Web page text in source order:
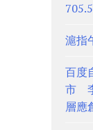
滬指
百度
市
層應